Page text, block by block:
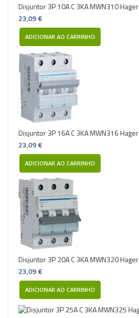
Disjuntor 3P 10A C 3KA MWN310 Hager
23,09 €
ADICIONAR AO CARRINHO
Disjuntor 3P 16A C 3KA MWN316 Hager
23,09 €
ADICIONAR AO CARRINHO
Disjuntor 3P 20A C 3KA MWN320 Hager
23,09 €
ADICIONAR AO CARRINHO